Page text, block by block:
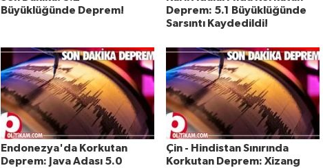
Büyüklüğünde Deprem!
Deprem: 5.1 Büyüklüğünde
Sarsıntı Kaydedildi!
Endonezya'da Korkutan
Deprem: Java Adası 5.0
Çin - Hindistan Sınırında
Korkutan Deprem: Xizang